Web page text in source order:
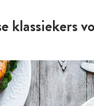
klassiekers